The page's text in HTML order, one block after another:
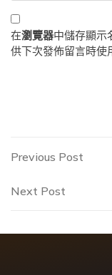
在瀏覽器中儲存顯示
供下次發佈留言時使
文
章
覽
Previous
Previous Post
Next
Next Post